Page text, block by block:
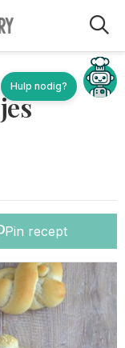
Pin recept